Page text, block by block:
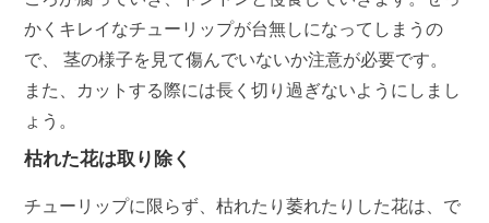
かくキレイなチューリップが台無しになってしまうの
で、 茎の様子を見て傷んでいないか注意が必要です。
また、カットする際には長く切り過ぎないようにしまし
ょう。
枯れた花は取り除く
チューリップに限らず、枯れたり萎れたりした花は、で